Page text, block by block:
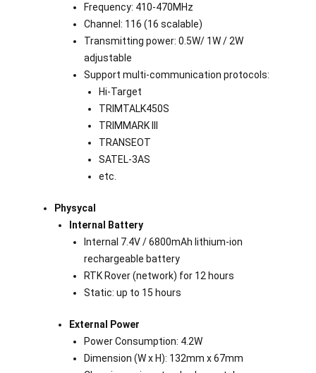
Frequency: 410-470MHz
Channel: 116 (16 scalable)
Transmitting power: 0.5W/ 1W / 2W
adjustable
Support multi-communication protocols:
Hi-Target
TRIMTALK450S
TRIMMARK III
TRANSEOT
SATEL-3AS
etc.
Physycal
Internal Battery
Internal 7.4V / 6800mAh lithium-ion
rechargeable battery
RTK Rover (network) for 12 hours
Static: up to 15 hours
External Power
Power Consumption: 4.2W
Dimension (W x H): 132mm x 67mm